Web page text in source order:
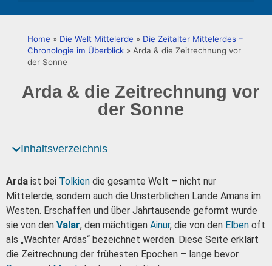
Home » Die Welt Mittelerde » Die Zeitalter Mittelerdes –
Chronologie im Überblick » Arda & die Zeitrechnung vor
der Sonne
Arda & die Zeitrechnung vor
der Sonne
Inhaltsverzeichnis
Arda ist bei Tolkien die gesamte Welt – nicht nur
Mittelerde, sondern auch die Unsterblichen Lande Amans im
Westen. Erschaffen und über Jahrtausende geformt wurde
sie von den Valar, den mächtigen Ainur, die von den Elben oft
als „Wächter Ardas“ bezeichnet werden. Diese Seite erklärt
die Zeitrechnung der frühesten Epochen – lange bevor